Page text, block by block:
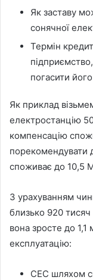
Як заставу
сонячної
Термін
погасити
Як приклад
електростанцію
компенсацію
порекомендувати
споживає до 10,5
З урахуванням
близько 920
вона зросте до
експлуатацію:
СЕС шляхом